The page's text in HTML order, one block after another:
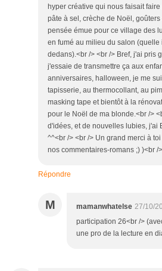
hyper créative qui nous faisait
pâte à sel, crèche de Noël,
pensée émue pour ce village des
en fumé au milieu du salon
dedans).<br /> <br /> Bref, j'ai pris
j'essaie de transmettre ça aux
anniversaires, halloween, je me
tapisserie, au thermocollant, au
masking tape et bientôt à la
pour le Noël de ma blonde.<br />
d'idées, et de nouvelles lubies, j'ai
^^<br /> <br /> Un grand merci à
nos commentaires-romans ;) )<br /
Répondre
M mamanwhatelse 27/10/
participation 26<br />
une pro de la lecture en